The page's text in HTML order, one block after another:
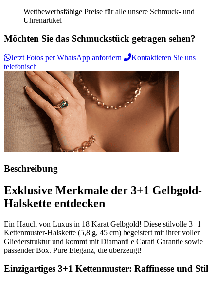
Wettbewerbsfähige Preise für alle unsere Schmuck- und
Uhrenartikel
Möchten Sie das Schmuckstück getragen sehen?
Jetzt Fotos per WhatsApp anfordern
Kontaktieren Sie uns
telefonisch
Beschreibung
Exklusive Merkmale der 3+1 Gelbgold-
Halskette entdecken
Ein Hauch von Luxus in 18 Karat Gelbgold! Diese stilvolle 3+1
Kettenmuster-Halskette (5,8 g, 45 cm) begeistert mit ihrer vollen
Gliederstruktur und kommt mit Diamanti e Carati Garantie sowie
passender Box. Pure Eleganz, die überzeugt!
Einzigartiges 3+1 Kettenmuster: Raffinesse und Stil